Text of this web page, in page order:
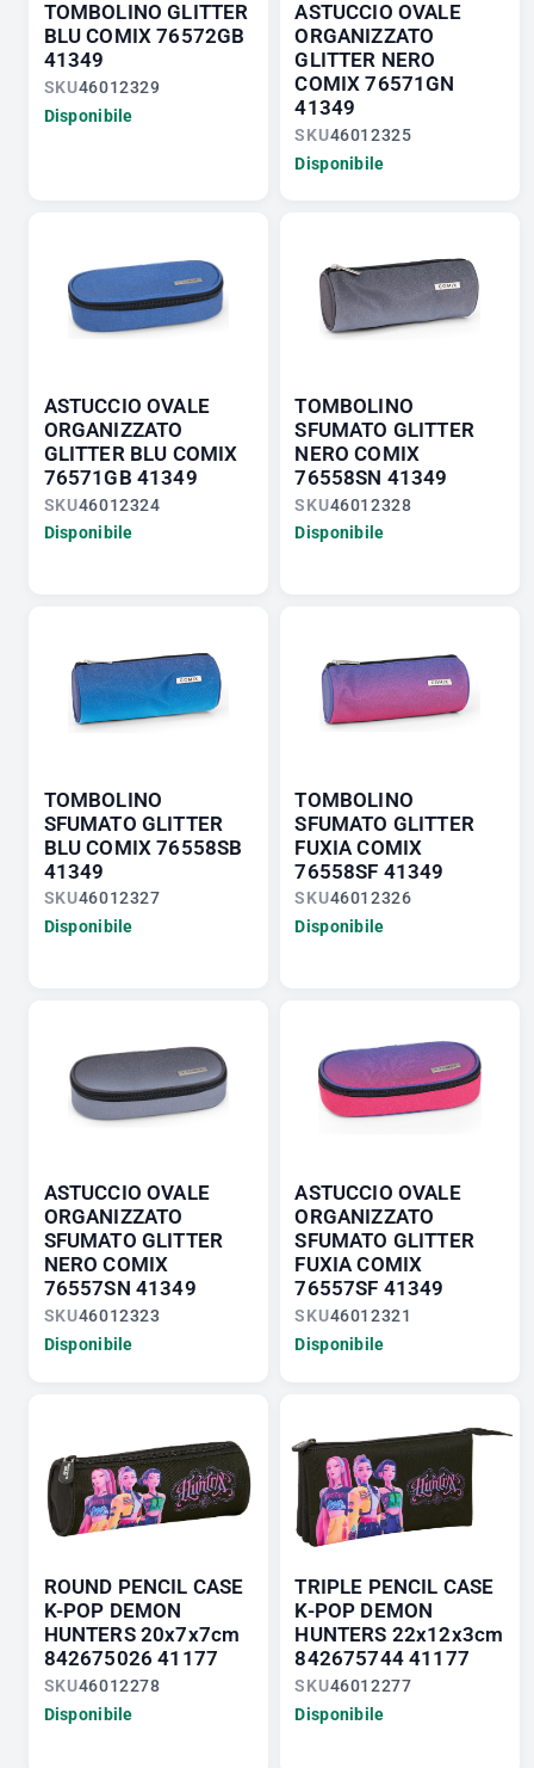
TOMBOLINO GLITTER
BLU COMIX 76572GB
41349
SKU46012329
Disponibile
ASTUCCIO OVALE
ORGANIZZATO
GLITTER NERO
COMIX 76571GN
41349
SKU46012325
Disponibile
ASTUCCIO OVALE
ORGANIZZATO
GLITTER BLU COMIX
76571GB 41349
SKU46012324
Disponibile
TOMBOLINO
SFUMATO GLITTER
NERO COMIX
76558SN 41349
SKU46012328
Disponibile
TOMBOLINO
SFUMATO GLITTER
BLU COMIX 76558SB
41349
SKU46012327
Disponibile
TOMBOLINO
SFUMATO GLITTER
FUXIA COMIX
76558SF 41349
SKU46012326
Disponibile
ASTUCCIO OVALE
ORGANIZZATO
SFUMATO GLITTER
NERO COMIX
76557SN 41349
SKU46012323
Disponibile
ASTUCCIO OVALE
ORGANIZZATO
SFUMATO GLITTER
FUXIA COMIX
76557SF 41349
SKU46012321
Disponibile
ROUND PENCIL CASE
K-POP DEMON
HUNTERS 20x7x7cm
842675026 41177
SKU46012278
Disponibile
TRIPLE PENCIL CASE
K-POP DEMON
HUNTERS 22x12x3cm
842675744 41177
SKU46012277
Disponibile